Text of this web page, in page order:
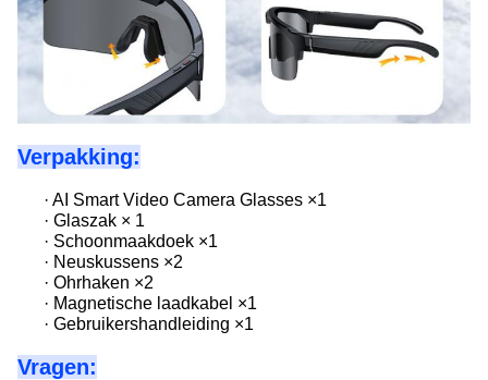
Verpakking:
· AI Smart Video Camera Glasses ×1
· Glaszak × 1
· Schoonmaakdoek ×1
· Neuskussens ×2
· Ohrhaken ×2
· Magnetische laadkabel ×1
· Gebruikershandleiding ×1
Vragen: